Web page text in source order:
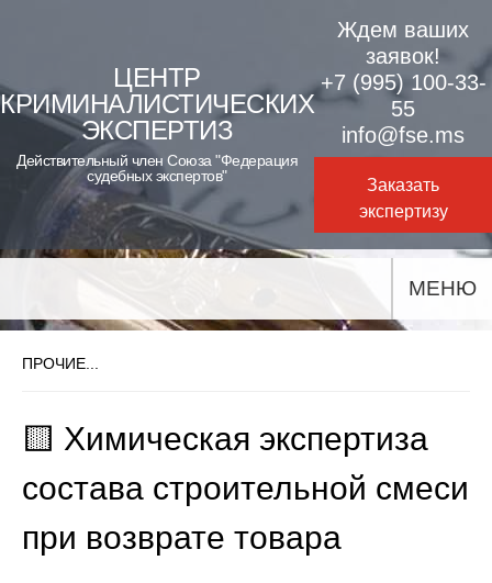
content
ЦЕНТР
КРИМИНАЛИСТИЧЕСКИХ
ЭКСПЕРТИЗ
Действительный член Союза "Федерация
судебных экспертов"
Ждем ваших
заявок!
+7 (995) 100-33-
55
info@fse.ms
Заказать
экспертизу
МЕНЮ
ПРОЧИЕ...
🟨 Химическая экспертиза
состава строительной смеси
при возврате товара